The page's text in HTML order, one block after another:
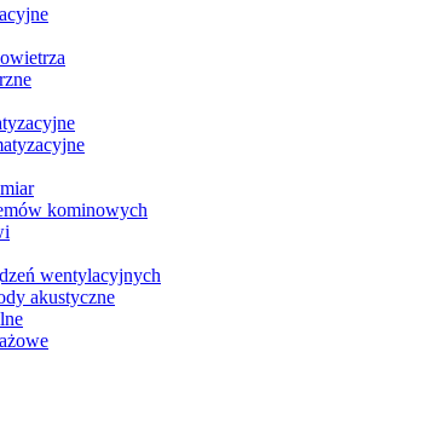
kominowych
wentylacyjnych
akustyczne